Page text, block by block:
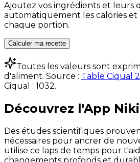
Ajoutez vos ingrédients et leurs
automatiquement les calories et
chaque portion.
Calculer ma recette
Toutes les valeurs sont
d'aliment. Source : Table Ciqual
Ciqual : 1032.
Découvrez l'App
Des études scientifiques
nécessaires pour ancrer de
utilise ce laps de temps pour